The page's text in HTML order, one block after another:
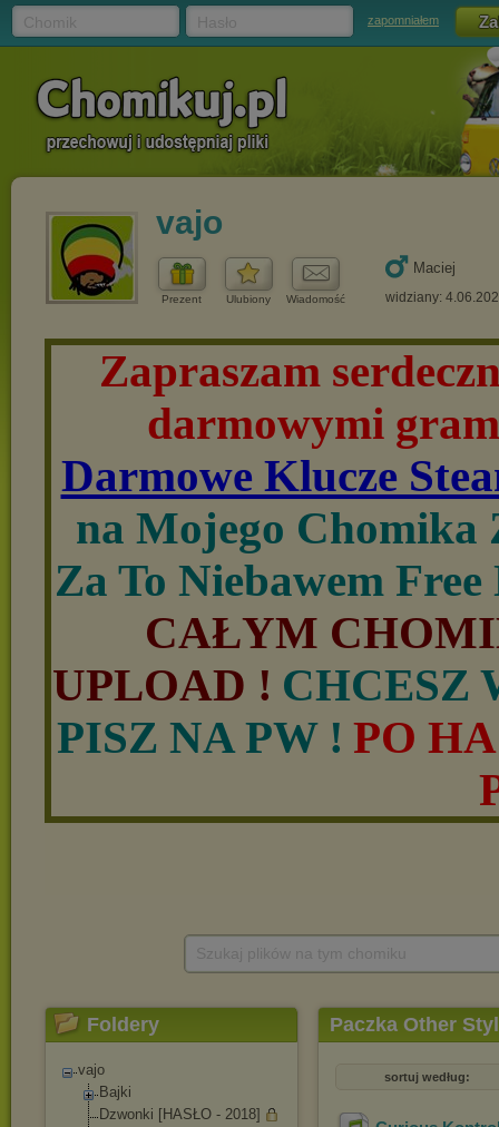
zapomniałem
vajo
Prezent Ulubiony Wiadomość
Maciej
widziany:
Foldery
vajo
Bajki
Dzwonki [HASŁO - 2018]
Paczka Other
sortuj według: